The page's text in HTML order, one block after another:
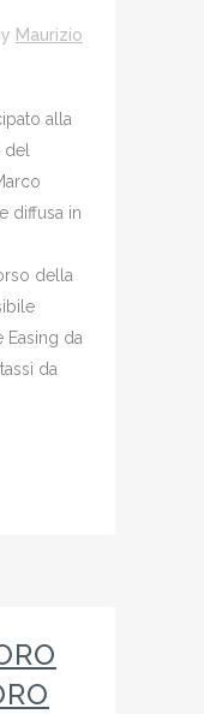
Maurizio
alla
del
diffusa in
della
Easing da
da